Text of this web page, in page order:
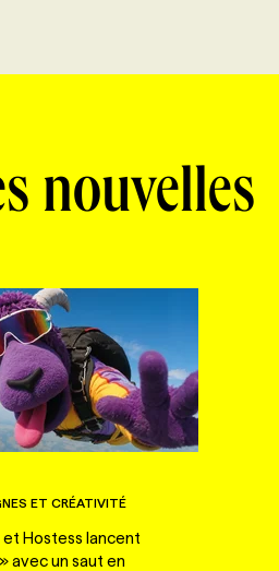
nouvelles
ET CRÉATIVITÉ
Hostess lancent
avec un saut en